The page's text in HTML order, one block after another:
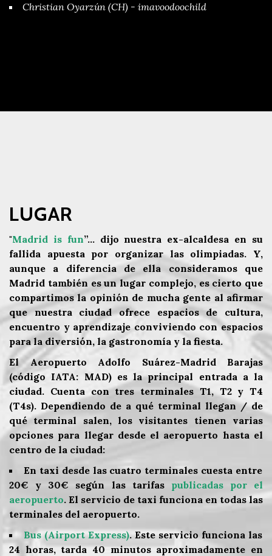
Christian Oyarzún (CH) - imavoodoochild
LUGAR
"Madrid is fun”... dijo nuestra ex-alcaldesa en su
fallida apuesta por organizar las olimpiadas. Y,
aunque a diferencia de ella consideramos que
Madrid también es un lugar complejo, es cierto que
compartimos la opinión de mucha gente al afirmar
que nuestra ciudad ofrece espacios de cultura,
encuentro y aprendizaje conviviendo con espacios
para la diversión, la gastronomía y la fiesta.
El Aeropuerto Adolfo Suárez-Madrid Barajas
(código IATA: MAD) es la principal entrada a la
ciudad. Cuenta con tres terminales T1, T2 y T4
(T4s). Dependiendo de a qué terminal llegan / de
qué terminal salen, los visitantes tienen varias
opciones para llegar desde el aeropuerto hasta el
centro de la ciudad:
En taxi desde las cuatro terminales cuesta entre
20€ y 30€ según las tarifas publicadas por el
aeropuerto. El servicio de taxi funciona en todas las
terminales del aeropuerto.
Bus (Airport Express). Este servicio funciona las
24 horas, tarda 40 minutos aproximadamente en